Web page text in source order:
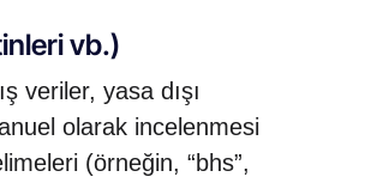
vb.)
veriler, yasa dışı
olarak incelenmesi
(örneğin, “bhs”,